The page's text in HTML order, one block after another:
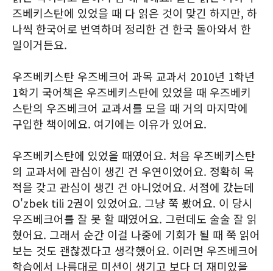
즈베키스탄에 있었을 때 다 읽은 것이 맞긴 하지만, 하
나씩 한국어로 번역하며 정리한 건 한국 돌아와서 한
일이거든요.
우즈베키스탄 우즈베크어 과목 교과서 2010년 1학년
1학기 국어책은 우즈베키스탄에 있었을 때 우즈베키
스탄의 우즈베크어 교과서를 모을 때 거의 마지막에
구입한 책이에요. 여기에는 이유가 있어요.
우즈베키스탄에 있었을 때였어요. 처음 우즈베키스탄
의 교과서에 관심이 생긴 건 우연이었어요. 정확히 목
적을 갖고 관심이 생긴 건 아니었어요. 서점에 갔는데
O'zbek tili 2권이 있었어요. 그냥 쭉 봤어요. 이 당시
우즈베크어를 잘 못 할 때였어요. 그런데도 술술 잘 읽
혔어요. 그래서 순간 이걸 나중에 기회가 될 때 쭉 읽어
보는 것도 괜찮겠다고 생각했어요. 이러면 우즈베크어
학습에서 나름대로 미션이 생기고 보다 더 재미있을